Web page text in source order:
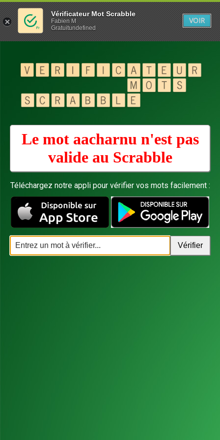
Le mot aacharnu n'est pas
valide au Scrabble
Téléchargez notre appli pour vérifier vos mots facilement :
Vérificateur Mot Scrabble
Fabien M
Gratuitundefined
VOIR